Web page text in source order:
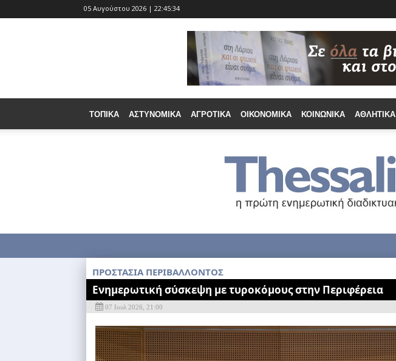
05 Αυγούστου 2026 | 22:45:35
ΤΟΠΙΚΆ ΑΣΤΥΝΟΜΙΚΆ ΑΓΡΟΤΙΚΆ ΟΙΚΟΝΟΜΙΚΆ ΚΟΙΝΩΝΙΚΆ ΑΘΛΗΤΙΚΆ
ΠΡΟΣΤΑΣΙΑ ΠΕΡΙΒΑΛΛΟΝΤΟΣ
Ενημερωτική σύσκεψη με τυροκόμους στην Περιφέρεια
07 Ιουλ 2026, 21:00